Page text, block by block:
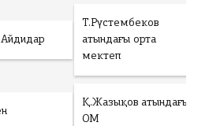
Айдидар
Т.Рүстембеков
атындағы орта
мектеп
Қ.Жазықов атындағы
ОМ